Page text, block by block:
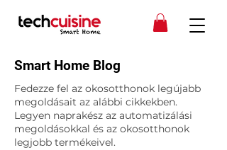
Smart Home Blog
Fedezze fel az okosotthonok legújabb
megoldásait az alábbi cikkekben.
Legyen naprakész az automatizálási
megoldásokkal és az okosotthonok
legjobb termékeivel.